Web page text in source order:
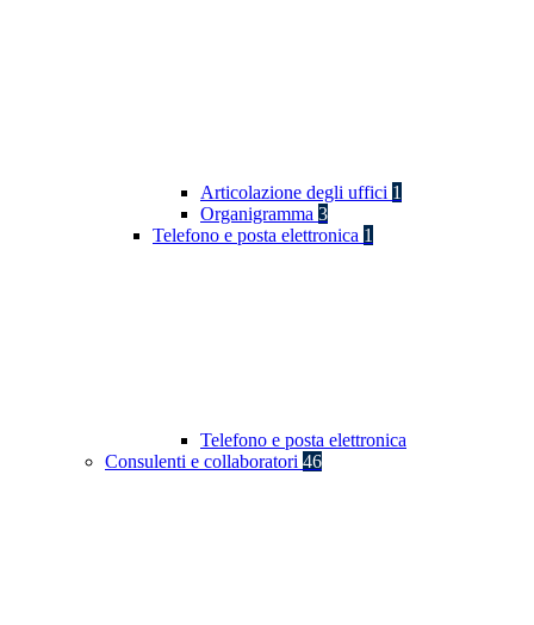
Articolazione degli uffici 1
Organigramma 3
Telefono e posta elettronica 1
Telefono e posta elettronica
Consulenti e collaboratori 46